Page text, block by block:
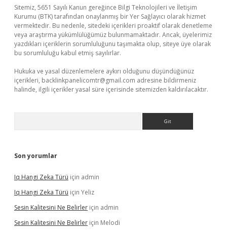
Sitemiz, 5651 Sayılı Kanun gereğince Bilgi Teknolojileri ve İletişim
Kurumu (BTK) tarafından onaylanmış bir Yer Sağlayıcı olarak hizmet
vermektedir. Bu nedenle, sitedeki içerikleri proaktif olarak denetleme
veya araştırma yükümlülüğümüz bulunmamaktadır. Ancak, üyelerimiz
yazdıkları içeriklerin sorumluluğunu taşımakta olup, siteye üye olarak
bu sorumluluğu kabul etmiş sayılırlar.
Hukuka ve yasal düzenlemelere aykırı olduğunu düşündüğünüz
içerikleri, backlinkpanelicomtr@gmail.com adresine bildirmeniz
halinde, ilgili içerikler yasal süre içerisinde sitemizden kaldırılacaktır.
Son yorumlar
Iq Hangi Zeka Türü için admin
Iq Hangi Zeka Türü için Yeliz
Sesin Kalitesini Ne Belirler için admin
Sesin Kalitesini Ne Belirler için Melodi